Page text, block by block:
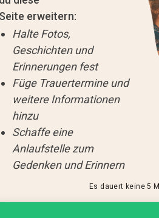
erweitern:
Halte Fotos,
Geschichten und
Erinnerungen fest
Füge Trauertermine und
weitere Informationen
hinzu
Schaffe eine
Anlaufstelle zum
Gedenken und Erinnern
Es dauert keine 5